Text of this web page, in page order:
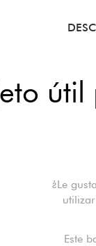
útil
¿Le
Este